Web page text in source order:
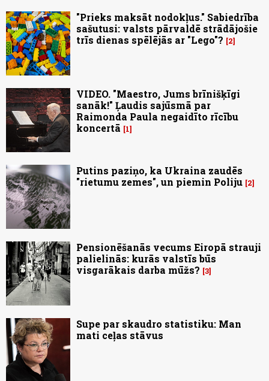
"Prieks maksāt nodokļus." Sabiedrība
sašutusi: valsts pārvaldē strādājošie
trīs dienas spēlējās ar "Lego"?
2
VIDEO. "Maestro, Jums brīnišķīgi
sanāk!" Ļaudis sajūsmā par
Raimonda Paula negaidīto rīcību
koncertā
1
Putins paziņo, ka Ukraina zaudēs
"rietumu zemes", un piemin Poliju 2
Pensionēšanās vecums Eiropā strauji
palielinās: kurās valstīs būs
visgarākais darba mūžs? 3
Supe par skaudro statistiku: Man
mati ceļas stāvus